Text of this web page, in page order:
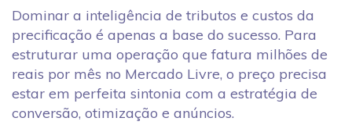
Dominar a inteligência de tributos e custos da
precificação é apenas a base do sucesso. Para
estruturar uma operação que fatura milhões de
reais por mês no Mercado Livre, o preço precisa
estar em perfeita sintonia com a estratégia de
conversão, otimização e anúncios.